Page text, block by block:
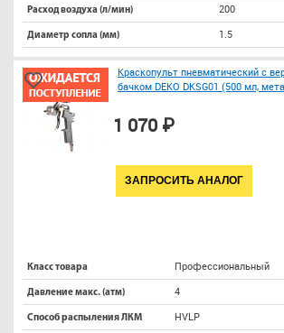
Расход воздуха (л/мин) 200
Диаметр сопла (мм) 1.5
Краскопульт пневматический с
бачком DEKO DKSG01 (500 мл,
1 070 ₽
ЗАПРОСИТЬ АНАЛОГ
Класс товара Профессиональный
Давление макс. (атм) 4
Способ распыления ЛКМ HVLP